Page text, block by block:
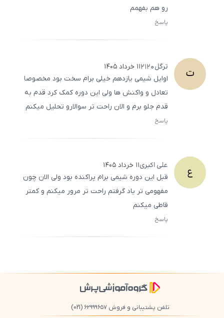
رو هم بفهمم
پاسخ
ت ترگل2120۱۱ خرداد ۱۴۰۵
اوایل شیمی یازدهم خیلی برام سخت بود مخصوصا
تعادل و واکنش ها ولی این دوره کمک کرد قدم به
قدم جلو برم و الان راحت تر سوالارو تحلیل میکنم
پاسخ
ع علیاکبری۱۱ خرداد ۱۴۰۵
قبل این دوره شیمی برام پراکنده بود ولی الان چون
مفهومی تر یاد گرفتم راحت تر مرور میکنم و کمتر
قاطی میکنم
پاسخ
تلفن پشتیبانی و فروش ۶۲۹۹۹۶۵۷ (021)